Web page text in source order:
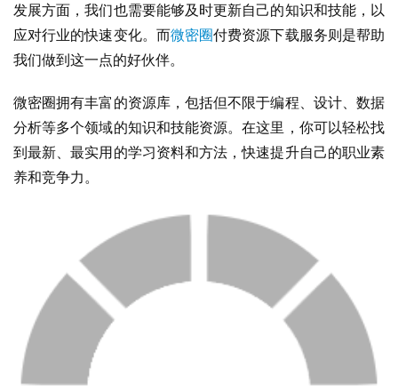
发展方面，我们也需要能够及时更新自己的知识和技能，以
应对行业的快速变化。而微密圈付费资源下载服务则是帮助
我们做到这一点的好伙伴。
微密圈拥有丰富的资源库，包括但不限于编程、设计、数据
分析等多个领域的知识和技能资源。在这里，你可以轻松找
到最新、最实用的学习资料和方法，快速提升自己的职业素
养和竞争力。